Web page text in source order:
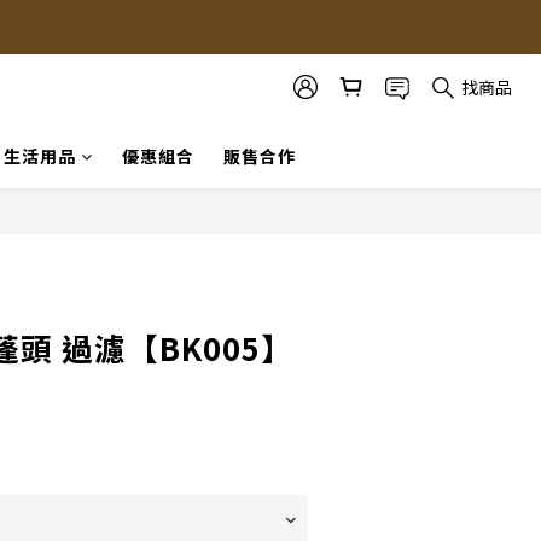
找商品
生活用品 優惠組合 販售合作
頭 過濾【BK005】